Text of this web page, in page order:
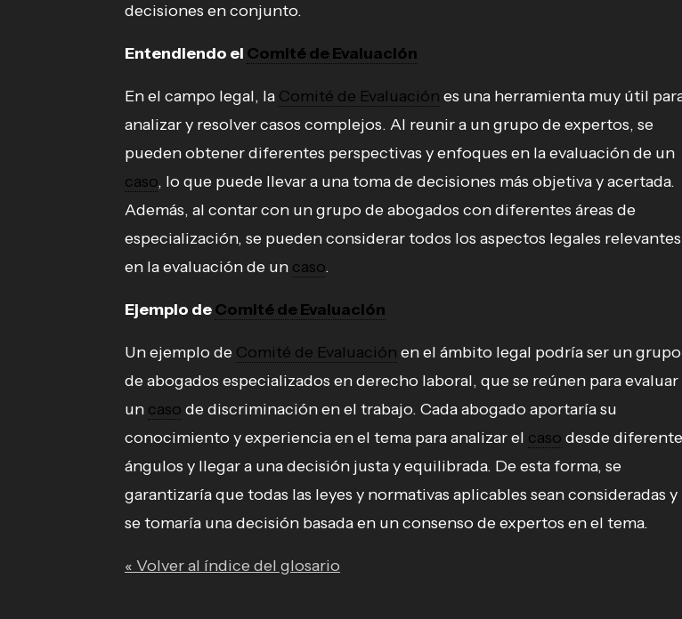
decisiones en conjunto.
Entendiendo el Comité de Evaluación
En el campo legal, la Comité de Evaluación es una herramienta muy útil
analizar y resolver casos complejos. Al reunir a un grupo de expertos, se
pueden obtener diferentes perspectivas y enfoques en la evaluación de un
caso, lo que puede llevar a una toma de decisiones más objetiva y acertada.
Además, al contar con un grupo de abogados con diferentes áreas de
especialización, se pueden considerar todos los aspectos legales relevantes
en la evaluación de un caso.
Ejemplo deComité de Evaluación
Un ejemplo de Comité de Evaluación en el ámbito legal podría ser un grupo
de abogados especializados en derecho laboral, que se reúnen para evaluar
un caso de discriminación en el trabajo. Cada abogado aportaría su
conocimiento y experiencia en el tema para analizar el caso desde
ángulos y llegar a una decisión justa y equilibrada. De esta forma, se
garantizaría que todas las leyes y normativas aplicables sean consideradas y
se tomaría una decisión basada en un consenso de expertos en el tema.
« Volver al índice del glosario